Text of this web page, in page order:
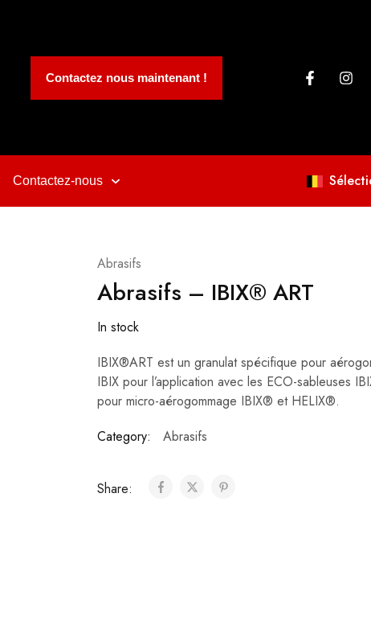
Contactez nous maintenant !
Contactez-nous
Abrasifs
Abrasifs – IBIX® ART
In stock
IBIX®ART est un granulat spécifique pour
IBIX pour l’application avec les ECO-sableuses
pour micro-aérogommage IBIX® et HELIX®.
Category:
Abrasifs
Share: